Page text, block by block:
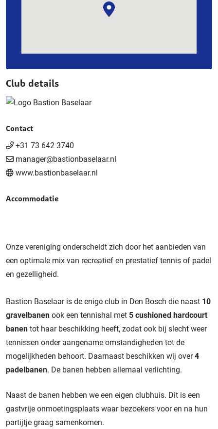
Club details
Contact
+31 73 642 3740
manager@bastionbaselaar.nl
www.bastionbaselaar.nl
Accommodatie
Onze vereniging onderscheidt zich door het aanbieden van
een optimale mix van recreatief en prestatief tennis of padel
en gezelligheid.
Bastion Baselaar is de enige club in Den Bosch die naast 10
gravelbanen ook een tennishal met 5 cushioned hardcourt
banen tot haar beschikking heeft, zodat ook bij slecht weer
tennissen onder aangename omstandigheden tot de
mogelijkheden behoort. Daarnaast beschikken wij over4
padelbanen. De banen hebben allemaal verlichting.
Naast de banen hebben we een eigen clubhuis. Dit is een
gastvrije onmoetingsplaats waar bezoekers voor en na hun
partijtje graag samenkomen.